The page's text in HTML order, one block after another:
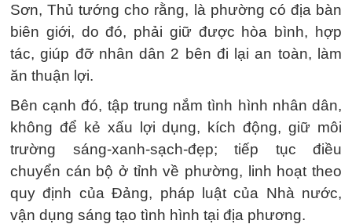
Sơn, Thủ tướng cho rằng, là phường có địa bàn
biên giới, do đó, phải giữ được hòa bình, hợp
tác, giúp đỡ nhân dân 2 bên đi lại an toàn, làm
ăn thuận lợi.
Bên cạnh đó, tập trung nắm tình hình nhân dân,
không để kẻ xấu lợi dụng, kích động, giữ môi
trường sáng-xanh-sạch-đẹp; tiếp tục điều
chuyển cán bộ ở tỉnh về phường, linh hoạt theo
quy định của Đảng, pháp luật của Nhà nước,
vận dụng sáng tạo tình hình tại địa phương.